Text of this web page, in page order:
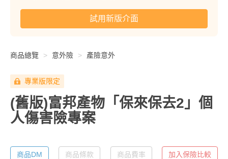
試用新版介面
商品總覽 意外險 產險意外
專業版限定
(舊版)富邦產物「保來保去2」個
人傷害險專案
商品DM 商品條款 商品費率 加入保險比較